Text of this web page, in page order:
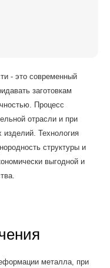
- это современный
заготовкам
Процесс
отрасли и при
изделий. Технология
структуры и
выгодной и
металла, при